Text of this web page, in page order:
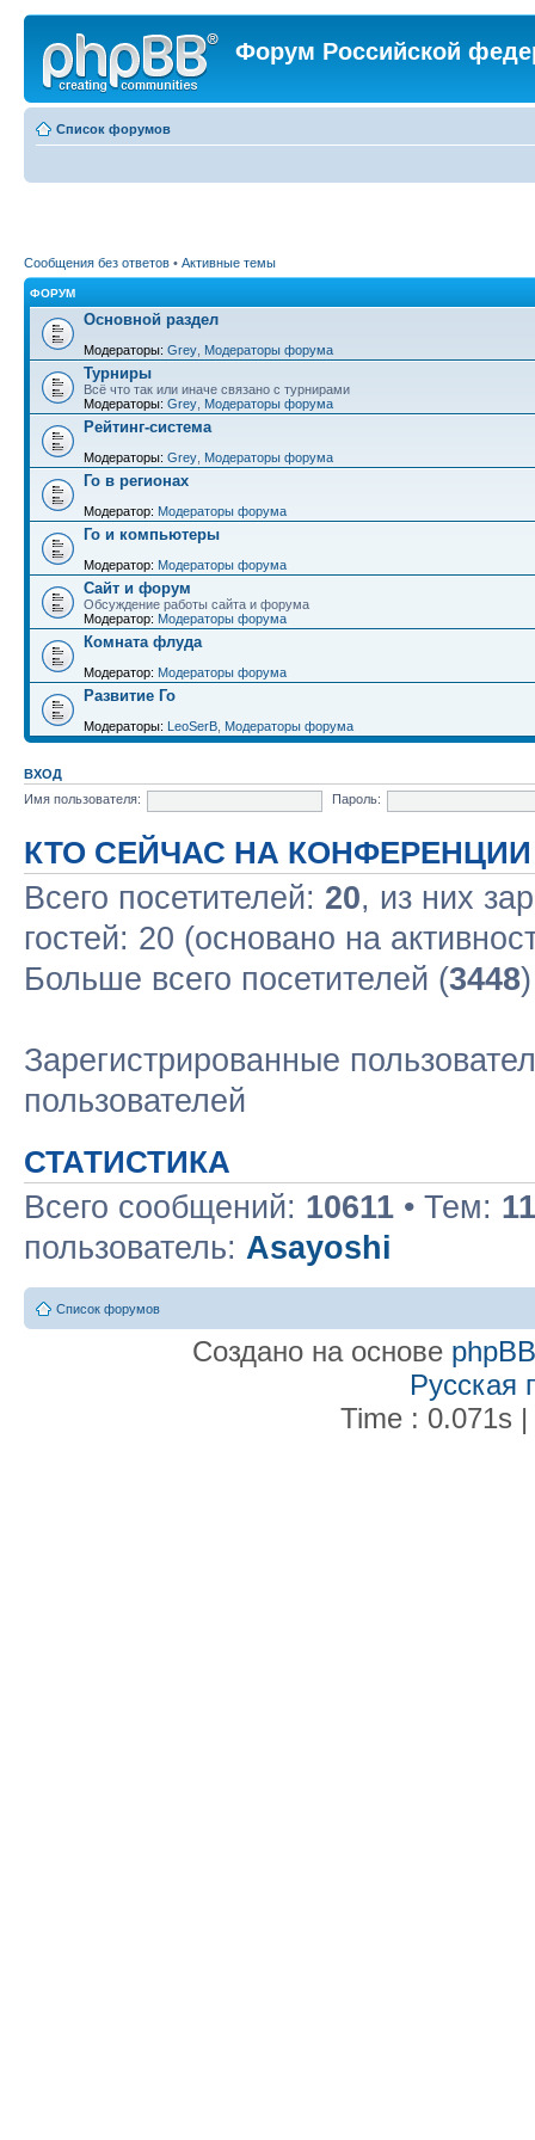
Форум Российской
Список форумов
Сообщения без ответов • Активные темы
ФОРУМ
Основной раздел
Модераторы: Grey Модераторы форума
Турниры
Всё что так или иначе связано с турнирами
Модераторы: Grey Модераторы форума
Рейтинг-система
Модераторы: Grey Модераторы форума
Го в регионах
Модератор: Модераторы форума
Го и компьютеры
Модератор: Модераторы форума
Сайт и форум
Обсуждение работы сайта и форума
Модератор: Модераторы форума
Комната флуда
Модератор: Модераторы форума
Развитие Го
Модераторы: LeoSerB Модераторы форума
ВХОД
Имя пользователя:
Пароль:
КТО СЕЙЧАС НА КОНФЕРЕНЦИИ
Всего посетителей: 20, из них
гостей: 20 (основано на
Больше всего посетителей (3448
Зарегистрированные
пользователей
СТАТИСТИКА
Всего сообщений: 10611 • Тем:
пользователь: Asayoshi
Список форумов
Создано на основе phpBB
Русская
Time : 0.071s